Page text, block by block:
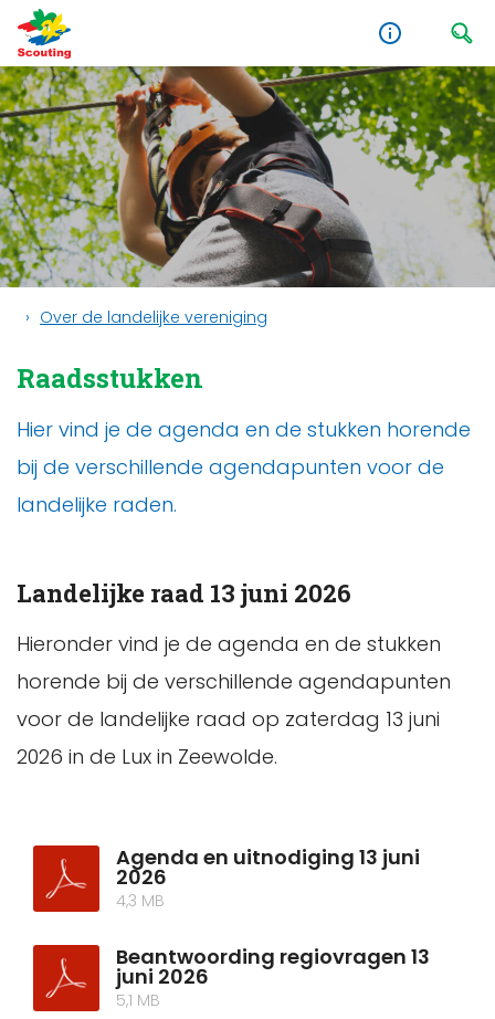
Over de landelijke vereniging
Raadsstukken
Hier vind je de agenda en de stukken horende
bij de verschillende agendapunten voor de
landelijke raden.
Landelijke raad 13 juni 2026
Hieronder vind je de agenda en de stukken
horende bij de verschillende agendapunten
voor de landelijke raad op zaterdag 13 juni
2026 in de Lux in Zeewolde.
Agenda en uitnodiging 13 juni
2026
4,3 MB
Beantwoording regiovragen 13
juni 2026
5,1 MB